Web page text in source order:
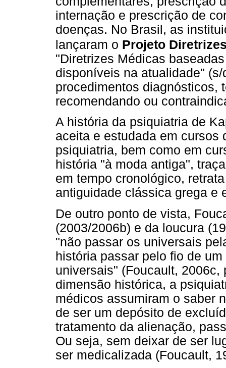
internação e prescrição de
doenças. No Brasil, as
lançaram o Projeto
"Diretrizes Médicas
disponíveis na atualidade"
procedimentos diagnósticos,
recomendando ou
A história da psiquiatria de
aceita e estudada em cursos
psiquiatria, bem como em
história "à moda antiga",
em tempo cronológico,
antiguidade clássica grega e
De outro ponto de vista,
(2003/2006b) e da loucura
"não passar os universais
história passar pelo fio de
universais" (Foucault, 2006c,
dimensão histórica, a
médicos assumiram o saber
de ser um depósito de
tratamento da alienação,
Ou seja, sem deixar de ser
ser medicalizada (Foucault,